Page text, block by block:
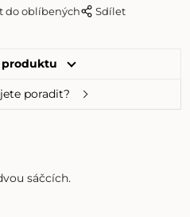
do oblíbených Sdílet
produktu
poradit?
sáčcích.